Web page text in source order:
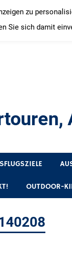
OUTDOOR-
zu
Sie sich damit